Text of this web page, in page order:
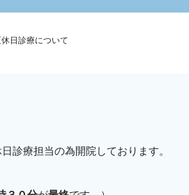
日診療について
診療担当の為開院しております。